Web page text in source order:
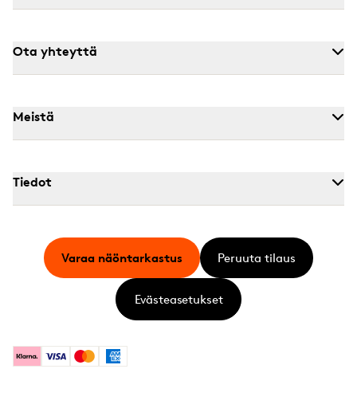
Ota yhteyttä
Meistä
Tiedot
KlarnaVisa MastercardAmerican Express
Varaa näöntarkastus Peruuta tilaus
Evästeasetukset